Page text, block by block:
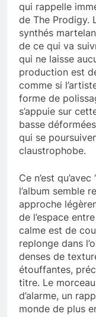
qui rappelle
de The Prodigy.
synthés
de ce qui va
qui ne laisse
production est
comme si
forme de
s’appuie sur
basse
qui se
claustrophobe.
Ce n’est
l’album semble
approche
de l’espace
calme est de
replonge dans
denses de
étouffantes,
titre. Le
d’alarme, un
monde de plus